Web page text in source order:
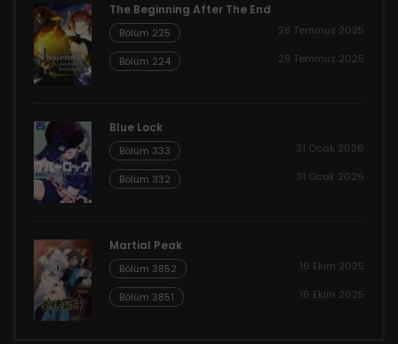
The Beginning After The End
Bölüm 225 28 Temmuz 2025
Bölüm 224 28 Temmuz 2025
Blue Lock
Bölüm 333 31 Ocak 2026
Bölüm 332 31 Ocak 2026
Martial Peak
Bölüm 3852 16 Ekim 2025
Bölüm 3851 16 Ekim 2025